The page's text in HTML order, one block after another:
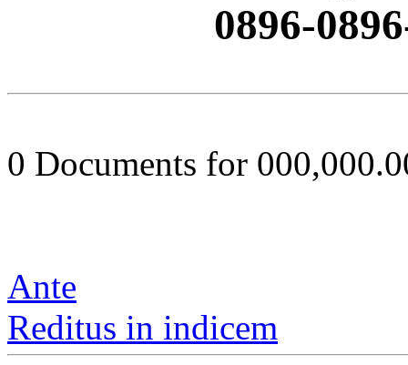
0896-
0 Documents for
Ante
Reditus in indicem